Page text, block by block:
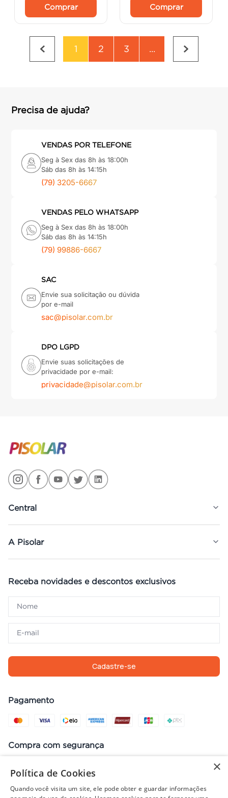
Comprar Comprar
1 2 3 ...
Precisa de ajuda?
VENDAS POR TELEFONE
Seg à Sex das 8h às 18:00h
Sáb das 8h às 14:15h
(79) 3205-6667
VENDAS PELO WHATSAPP
Seg à Sex das 8h às 18:00h
Sáb das 8h às 14:15h
(79) 99886-6667
SAC
Envie sua solicitação ou dúvida
por e-mail
sac@pisolar.com.br
DPO LGPD
Envie suas solicitações de
privacidade por e-mail:
privacidade@pisolar.com.br
Central
A Pisolar
Receba novidades e descontos exclusivos
Cadastre-se
Pagamento
Compra com segurança
Preços, promoções, condições de pagamento e frete válidos apenas
×
Política de Cookies
Quando você visita um site, ele pode obter e guardar informações